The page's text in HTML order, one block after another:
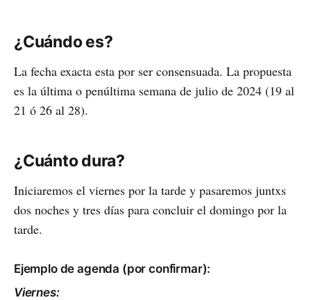
¿Cuándo es?
La fecha exacta esta por ser consensuada. La propuesta
es la última o penúltima semana de julio de 2024 (19 al
21 ó 26 al 28).
¿Cuánto dura?
Iniciaremos el viernes por la tarde y pasaremos juntxs
dos noches y tres días para concluir el domingo por la
tarde.
Ejemplo de agenda (por confirmar):
Viernes: